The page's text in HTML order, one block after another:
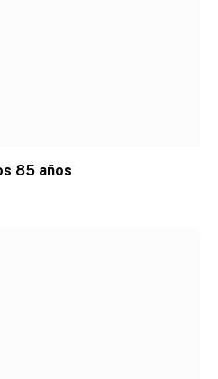
85 años